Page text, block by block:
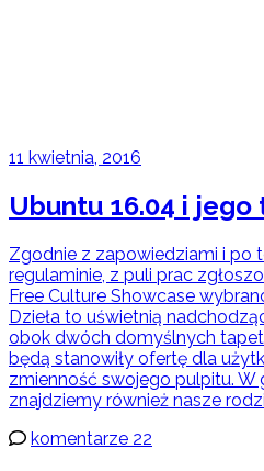
11 kwietnia, 2016
Ubuntu 16.04 i
Zgodnie z zapowiedziami i po
regulaminie, z puli prac
Free Culture Showcase
Dzieła to uświetnią
obok dwóch domyślnych
będą stanowiły ofertę dla
zmienność swojego pulpitu. W
znajdziemy również nasze
komentarze 22